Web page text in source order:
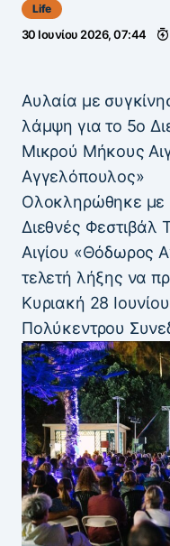
Life
30 Ιουνίου 2026, 07:44
Αυλαία με
λάμψη για το 5ο
Μικρού Μήκους
Αγγελόπουλος»
Ολοκληρώθηκε με
Διεθνές Φεστιβάλ
Αιγίου «Θόδωρος
τελετή λήξης να
Κυριακή 28
Πολύκεντρου